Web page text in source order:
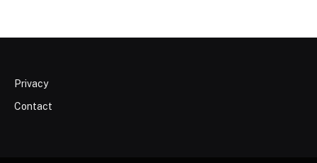
Privacy
Contact